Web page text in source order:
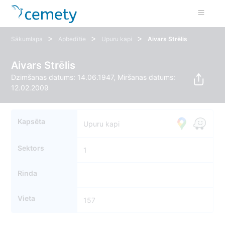
Sākumlapa > Apbedītie > Upuru kapi > Aivars Strēlis
Aivars Strēlis
Dzimšanas datums: 14.06.1947, Miršanas datums:
12.02.2009
Kapsēta Upuru kapi
Sektors 1
Rinda
Vieta 157